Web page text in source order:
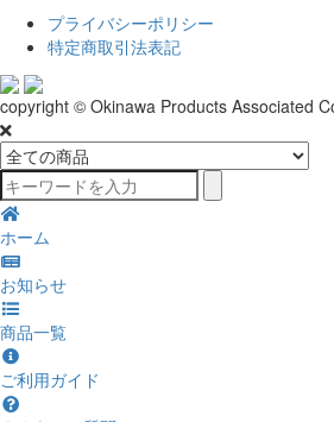
プライバシーポリシー
特定商取引法表記
copyright © Okinawa Products Associated
ホーム
お知らせ
商品一覧
ご利用ガイド